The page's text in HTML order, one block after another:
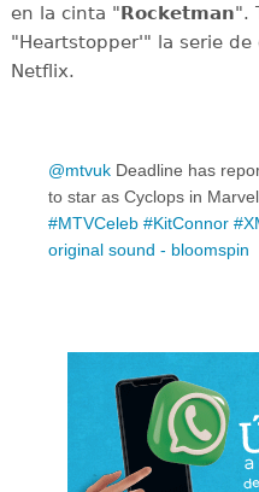
en la cinta "Rocketman".
"Heartstopper'" la serie
Netflix.
@mtvuk Deadline has
to star as Cyclops in
#MTVCeleb #KitConnor
original sound - bloomspin